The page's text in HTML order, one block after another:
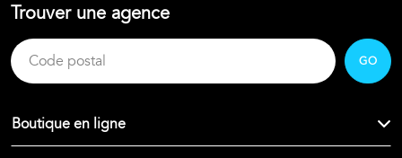
Trouver une agence
GO
Boutique en ligne